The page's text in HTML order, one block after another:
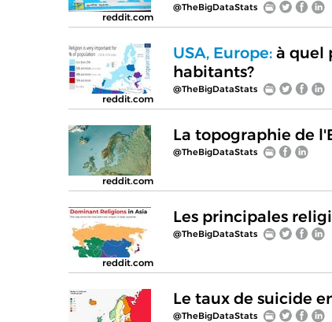
reddit.com
@TheBigDataStats
reddit.com
USA, Europe:à quel
habitants?
@TheBigDataStats
reddit.com
La topographie de
@TheBigDataStats
reddit.com
Les principales
@TheBigDataStats
Le taux de suicide
@TheBigDataStats